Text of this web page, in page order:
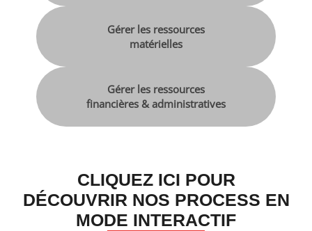
Gérer les ressources
matérielles
Gérer les ressources
financières & administratives
CLIQUEZ ICI POUR
DÉCOUVRIR NOS PROCESS EN
MODE INTERACTIF